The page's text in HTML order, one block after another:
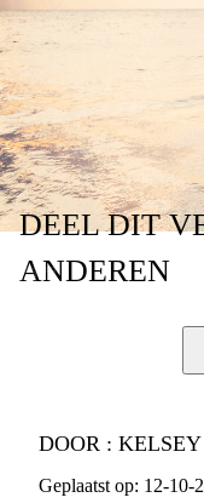
DEELDIT
ANDEREN
DOOR : KELSEY
Geplaatst op: 12-10-